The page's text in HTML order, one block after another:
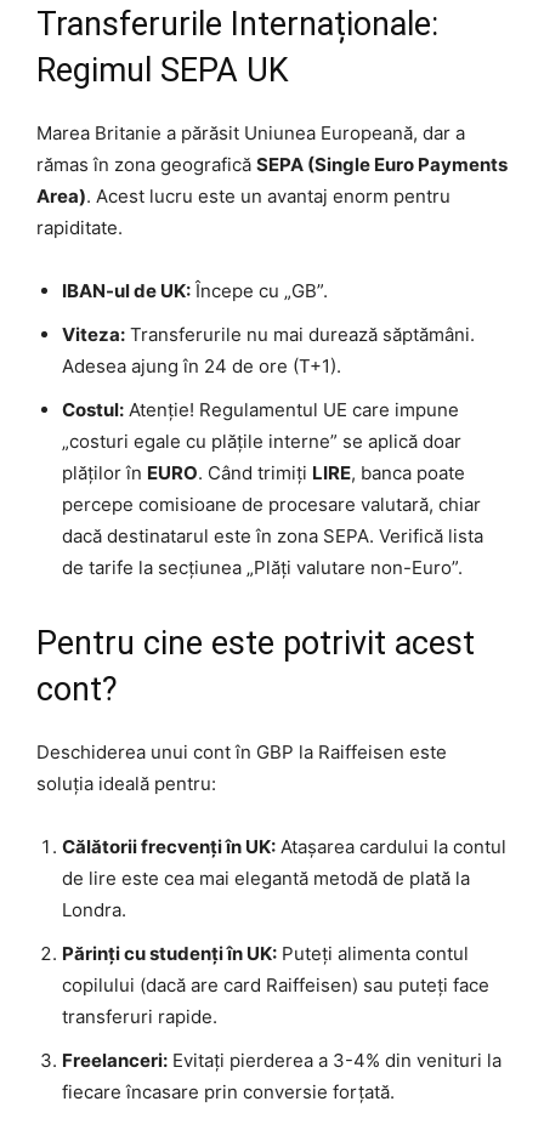
Transferurile Internaționale:
Regimul SEPA UK
Marea Britanie a părăsit Uniunea Europeană, dar a
rămas în zona geografică SEPA (Single Euro Payments
Area). Acest lucru este un avantaj enorm pentru
rapiditate.
IBAN-ul de UK: Începe cu „GB”.
Viteza: Transferurile nu mai durează săptămâni.
Adesea ajung în 24 de ore (T+1).
Costul: Atenție! Regulamentul UE care impune
„costuri egale cu plățile interne” se aplică doar
plăților în EURO. Când trimiți LIRE, banca poate
percepe comisioane de procesare valutară, chiar
dacă destinatarul este în zona SEPA. Verifică lista
de tarife la secțiunea „Plăți valutare non-Euro”.
Pentru cine este potrivit acest
cont?
Deschiderea unui cont în GBP la Raiffeisen este
soluția ideală pentru:
Călătorii frecvenți în UK: Atașarea cardului la contul
de lire este cea mai elegantă metodă de plată la
Londra.
Părinți cu studenți în UK: Puteți alimenta contul
copilului (dacă are card Raiffeisen) sau puteți face
transferuri rapide.
Freelanceri: Evitați pierderea a 3-4% din venituri la
fiecare încasare prin conversie forțată.